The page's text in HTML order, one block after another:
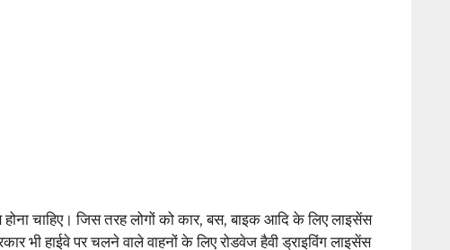
चाहिए। जिस तरह लोगों को कार, बस, बाइक आदि के लिए लाइसेंस
भी हाईवे पर चलने वाले वाहनों के लिए रोडवेज हैवी ड्राइविंग लाइसेंस